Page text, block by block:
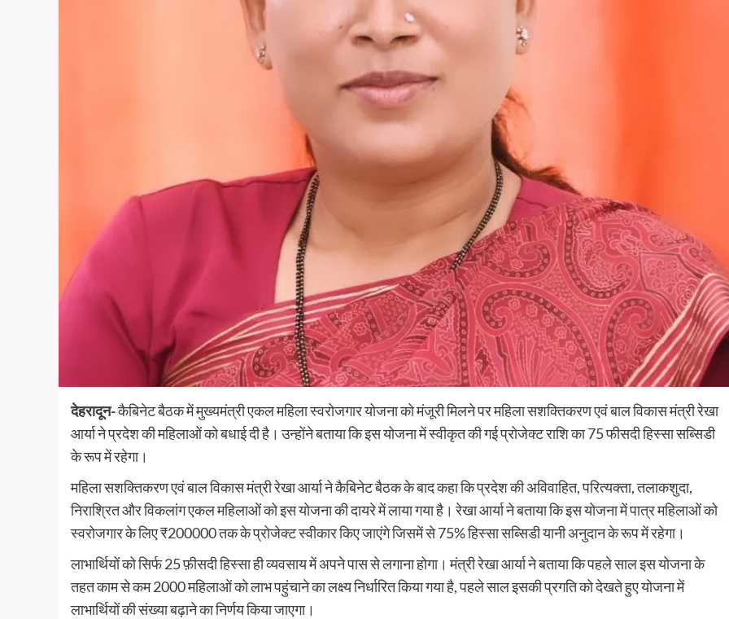
देहरादून-कैबिनेट बैठक में मुख्यमंत्री एकल महिला स्वरोजगार योजना को मंजूरी मिलने पर महिला सशक्तिकरण एवं बाल विकास मंत्री रेखा
आर्या ने प्रदेश की महिलाओं को बधाई दी है। उन्होंने बताया कि इस योजना में स्वीकृत की गई प्रोजेक्ट राशि का 75 फीसदी हिस्सा सब्सिडी
के रूप में रहेगा।
महिला सशक्तिकरण एवं बाल विकास मंत्री रेखा आर्या ने कैबिनेट बैठक के बाद कहा कि प्रदेश की अविवाहित, परित्यक्ता, तलाकशुदा,
निराश्रित और विकलांग एकल महिलाओं को इस योजना की दायरे में लाया गया है। रेखा आर्या ने बताया कि इस योजना में पात्र महिलाओं को
स्वरोजगार के लिए ₹200000 तक के प्रोजेक्ट स्वीकार किए जाएंगे जिसमें से 75% हिस्सा सब्सिडी यानी अनुदान के रूप में रहेगा।
लाभार्थियों को सिर्फ 25 फ़ीसदी हिस्सा ही व्यवसाय में अपने पास से लगाना होगा। मंत्री रेखा आर्या ने बताया कि पहले साल इस योजना के
तहत काम से कम 2000 महिलाओं को लाभ पहुंचाने का लक्ष्य निर्धारित किया गया है, पहले साल इसकी प्रगति को देखते हुए योजना में
लाभार्थियों की संख्या बढ़ाने का निर्णय किया जाएगा।